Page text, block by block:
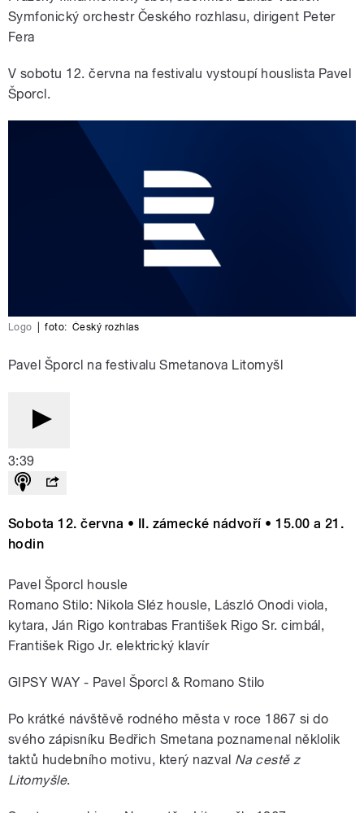
Symfonický orchestr Českého rozhlasu, dirigent Peter
Fera
V sobotu 12. června na festivalu vystoupí houslista Pavel
Šporcl.
Logo foto: Český rozhlas
Pavel Šporcl na festivalu Smetanova Litomyšl
3:39
Sobota 12. června • II. zámecké nádvoří • 15.00 a 21.
hodin
Pavel Šporcl housle
Romano Stilo: Nikola Sléz housle, László Onodi viola,
kytara, Ján Rigo kontrabas František Rigo Sr. cimbál,
František Rigo Jr. elektrický klavír
GIPSY WAY - Pavel Šporcl & Romano Stilo
Po krátké návštěvě rodného města v roce 1867 si do
svého zápisníku Bedřich Smetana poznamenal něklolik
taktů hudebního motivu, který nazval Na cestě z
Litomyšle.